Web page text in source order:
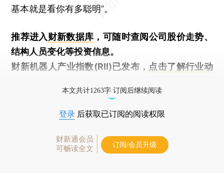
基本就是看你有多聪明”。
推荐进入财新数据库 ，可随时查阅公司股价走势、
结构人员变化等投资信息。
财新机器人产业指数(RII)已发布， 点击了解行业动
本文共计1263字 订阅后继续阅读
登录 后获取已订阅的阅读权限
财新通会员
可畅读全文
订阅/会员升级